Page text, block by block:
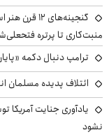
گنجینه‌های
منبت‌کاری تا پرتره
ترامپ دنبال دکمه
ائتلاف پدیده مسلمان
یادآوری جنایت آمریکا
نشود